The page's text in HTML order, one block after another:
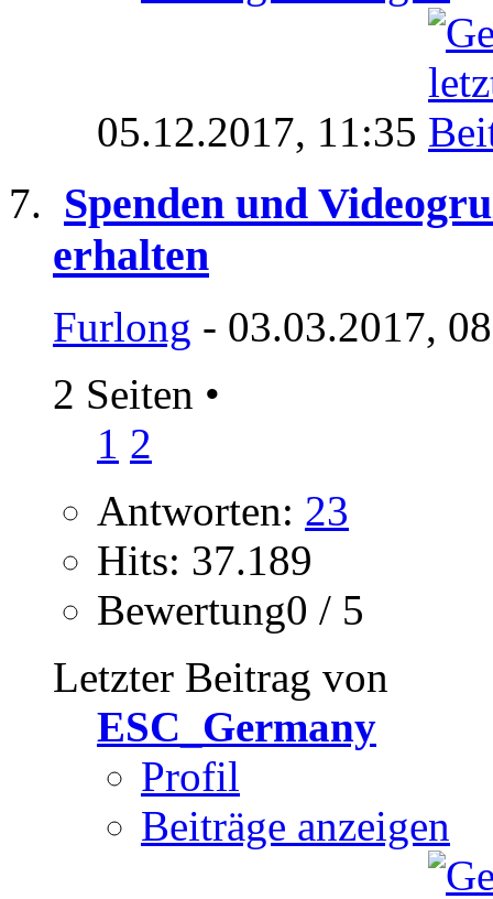
05.12.2017, 11:35
Spenden und
erhalten
Furlong - 03.03.2017,
2 Seiten •
1 2
Antworten: 23
Hits: 37.189
Bewertung0 / 5
Letzter Beitrag von
ESC_Germany
Profil
Beiträge anzeigen